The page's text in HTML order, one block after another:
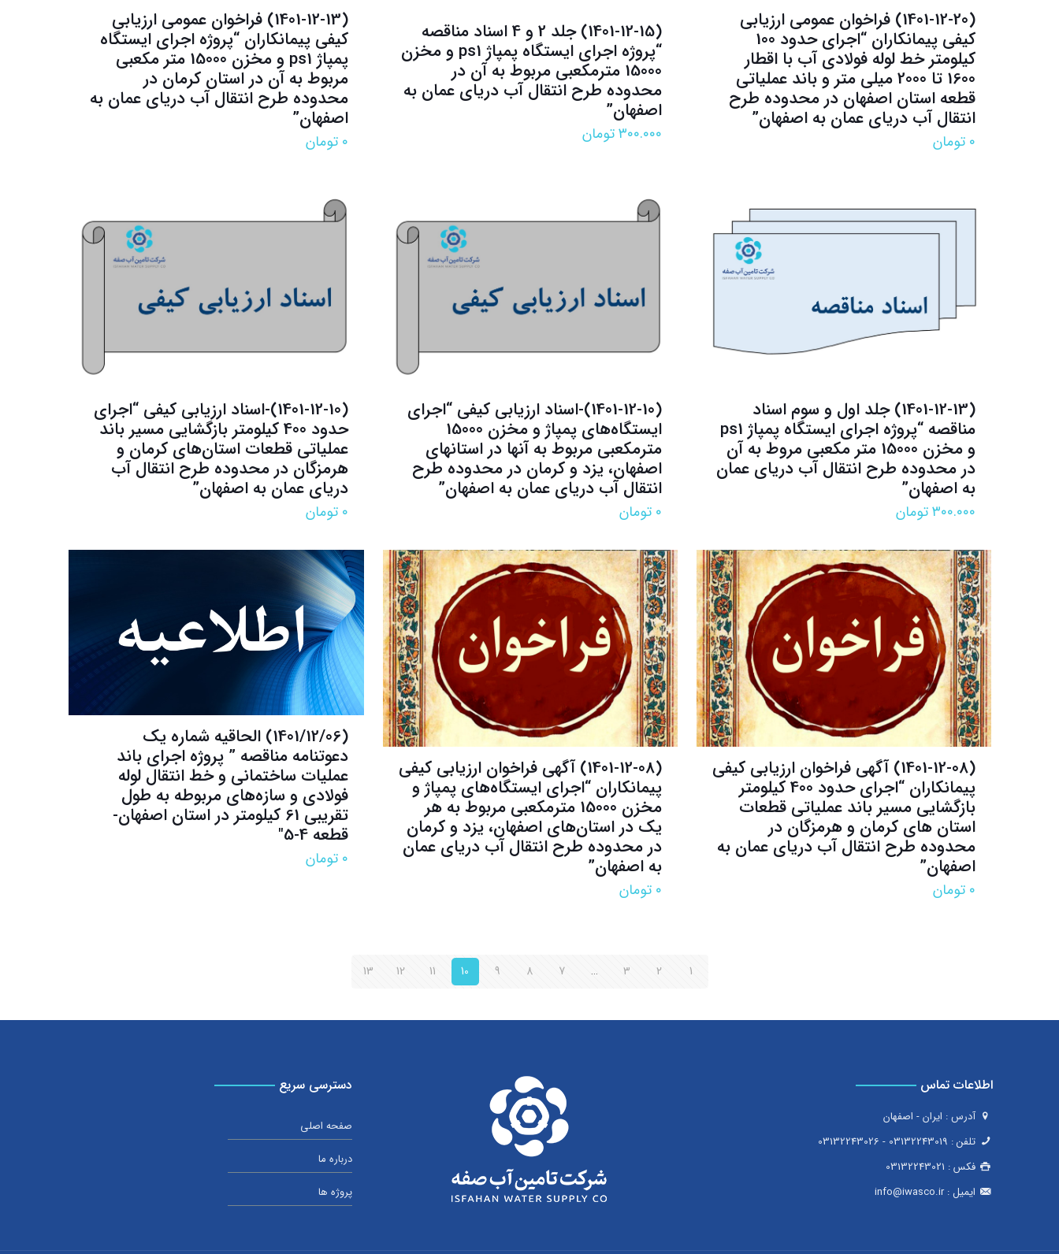
(1401-12-20) فراخوان عمومی ارزیابی
کیفی پیمانکاران “اجرای حدود 100
کیلومتر خط لوله فولادی آب با اقطار
1600 تا 2000 میلی متر و باند عملیاتی
قطعه استان اصفهان در محدوده طرح
انتقال آب دریای عمان به اصفهان”
۰ تومان
(1401-12-15) جلد 2 و 4 اسناد مناقصه
“پروژه اجرای ایستگاه پمپاژ ps1 و مخزن
15000 مترمکعبی مربوط به آن در
محدوده طرح انتقال آب دریای عمان به
اصفهان”
۳۰۰.۰۰۰تومان
(1401-12-13) فراخوان عمومی ارزیابی
کیفی پیمانکاران “پروژه اجرای ایستگاه
پمپاژ ps1 و مخزن 15000 متر مکعبی
مربوط به آن در استان کرمان در
محدوده طرح انتقال آب دریای عمان به
اصفهان”
۰ تومان
(1401-12-13) جلد اول و سوم اسناد
مناقصه “پروژه اجرای ایستگاه پمپاژ ps1
و مخزن 15000 متر مکعبی مروط به آن
در محدوده طرح انتقال آب دریای عمان
به اصفهان”
۳۰۰.۰۰۰تومان
(1401-12-10)-اسناد ارزیابی کیفی “اجرای
ایستگاه‌های پمپاژ و مخزن 15000
مترمکعبی مربوط به آنها در استانهای
اصفهان، یزد و کرمان در محدوده طرح
انتقال آب دریای عمان به اصفهان”
۰ تومان
(1401-12-10)-اسناد ارزیابی کیفی “اجرای
حدود 400 کیلومتر بازگشایی مسیر باند
عملیاتی قطعات استان‌های کرمان و
هرمزگان در محدوده طرح انتقال آب
دریای عمان به اصفهان”
۰ تومان
(1401-12-08) آگهی فراخوان ارزیابی کیفی
پیمانکاران “اجرای حدود 400 کیلومتر
بازگشایی مسیر باند عملیاتی قطعات
استان های کرمان و هرمزگان در
محدوده طرح انتقال آب دریای عمان به
اصفهان”
۰ تومان
(1401-12-08) آگهی فراخوان ارزیابی کیفی
پیمانکاران “اجرای ایستگاه‌های پمپاژ و
مخزن 15000 مترمکعبی مربوط به هر
یک در استان‌های اصفهان، یزد و کرمان
در محدوده طرح انتقال آب دریای عمان
به اصفهان”
۰ تومان
(1401/12/06) الحاقیه شماره یک
دعوتنامه مناقصه‌ ” پروژه اجرای باند
عملیات ساختمانی و خط انتقال لوله
فولادی و سازه‌های مربوطه به طول
تقریبی 61 کیلومتر در استان اصفهان-
قطعه 4-5″
۰ تومان
1
2
3
…
7
8
9
10
11
12
13
اطلاعات تماس
آدرس : ایران - اصفهان
تلفن : 03132243019
-
03132243026
فکس : 03132243021
ایمیل :info@iwasco.ir
دسترسی سریع
صفحه اصلی
درباره ما
پروژه ها